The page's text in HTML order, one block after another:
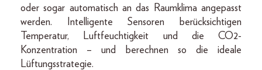
oder sogar automatisch an das Raumklima angepasst
werden. Intelligente Sensoren berücksichtigen
Temperatur, Luftfeuchtigkeit und die CO2-
Konzentration – und berechnen so die ideale
Lüftungsstrategie.